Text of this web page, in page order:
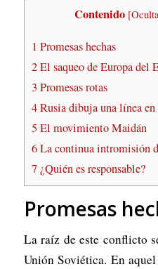
Contenido [
1 Promesas hechas
2El saqueo de Europa del
3 Promesas rotas
4Rusia dibuja una línea en
5 El movimiento Maidán
6La continua intromisión
7¿Quién es responsable?
Promesas
La raíz de este conflicto
Unión Soviética. En